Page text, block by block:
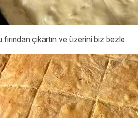
çıkartın ve üzerini biz bezle